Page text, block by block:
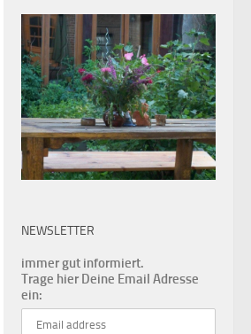
NEWSLETTER
immer gut informiert.
Trage hier Deine Email Adresse
ein: